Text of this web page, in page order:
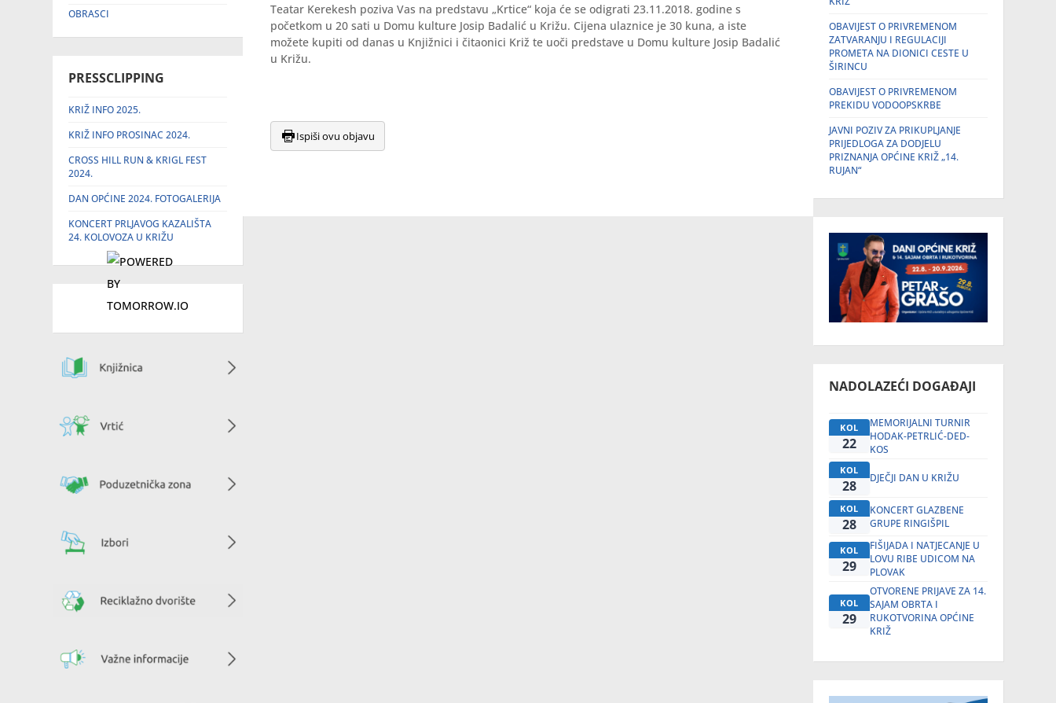
OBRASCI
PRESSCLIPPING
KRIŽ INFO 2025.
KRIŽ INFO PROSINAC 2024.
CROSS HILL RUN & KRIGL FEST
2024.
DAN OPĆINE 2024. FOTOGALERIJA
KONCERT PRLJAVOG KAZALIŠTA
24. KOLOVOZA U KRIŽU
Teatar Kerekesh poziva Vas na predstavu „Krtice“ koja će se odigrati 23.11.2018. godine s
početkom u 20 sati u Domu kulture Josip Badalić u Križu. Cijena ulaznice je 30 kuna, a iste
možete kupiti od danas u Knjižnici i čitaonici Križ te uoči predstave u Domu kulture Josip Badalić
u Križu.
Ispiši ovu objavu
OBAVIJEST O PRIVREMENOM
ZATVARANJU I REGULACIJI
PROMETA NA DIONICI CESTE U
ŠIRINCU
OBAVIJEST O PRIVREMENOM
PREKIDU VODOOPSKRBE
JAVNI POZIV ZA PRIKUPLJANJE
PRIJEDLOGA ZA DODJELU
PRIZNANJA OPĆINE KRIŽ „14.
RUJAN“
NADOLAZEĆI DOGAĐAJI
KOL
22
MEMORIJALNI TURNIR
HODAK-PETRLIĆ-DED-
KOS
KOL
28 DJEČJI DAN U KRIŽU
KOL
28
KONCERT GLAZBENE
GRUPE RINGIŠPIL
KOL
29
FIŠIJADA I NATJECANJE U
LOVU RIBE UDICOM NA
PLOVAK
KOL
29
OTVORENE PRIJAVE ZA 14.
SAJAM OBRTA I
RUKOTVORINA OPĆINE
KRIŽ